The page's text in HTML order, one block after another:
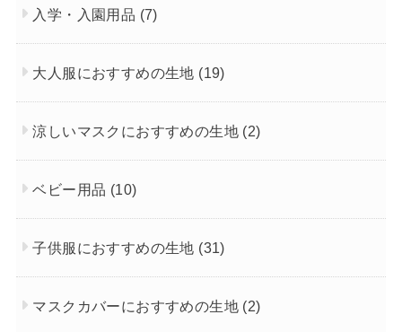
入学・入園用品 (7)
大人服におすすめの生地 (19)
涼しいマスクにおすすめの生地 (2)
ベビー用品 (10)
子供服におすすめの生地 (31)
マスクカバーにおすすめの生地 (2)